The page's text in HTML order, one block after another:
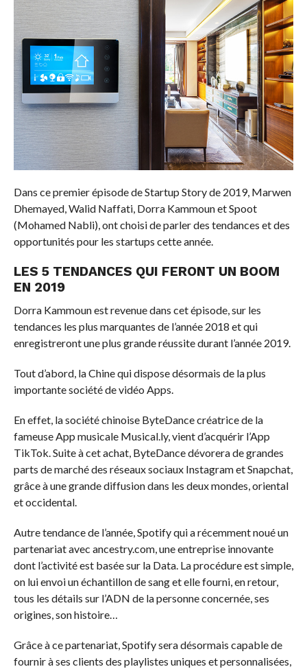
Dans ce premier épisode de Startup Story de 2019, Marwen
Dhemayed, Walid Naffati, Dorra Kammoun et Spoot
(Mohamed Nabli), ont choisi de parler des tendances et des
opportunités pour les startups cette année.
LES 5 TENDANCES QUI FERONT UN BOOM
EN 2019
Dorra Kammoun est revenue dans cet épisode, sur les
tendances les plus marquantes de l’année 2018 et qui
enregistreront une plus grande réussite durant l’année 2019.
Tout d’abord, la Chine qui dispose désormais de la plus
importante société de vidéo Apps.
En effet, la société chinoise ByteDance créatrice de la
fameuse App musicale Musical.ly, vient d’acquérir l’App
TikTok. Suite à cet achat, ByteDance dévorera de grandes
parts de marché des réseaux sociaux Instagram et Snapchat,
grâce à une grande diffusion dans les deux mondes, oriental
et occidental.
Autre tendance de l’année, Spotify qui a récemment noué un
partenariat avec ancestry.com, une entreprise innovante
dont l’activité est basée sur la Data. La procédure est simple,
on lui envoi un échantillon de sang et elle fourni, en retour,
tous les détails sur l’ADN de la personne concernée, ses
origines, son histoire…
Grâce à ce partenariat, Spotify sera désormais capable de
fournir à ses clients des playlistes uniques et personnalisées,